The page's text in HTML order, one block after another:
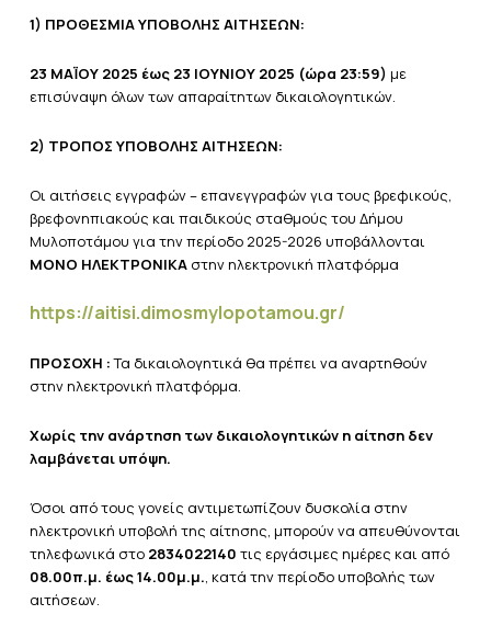
1) ΠΡΟΘΕΣΜΙΑ ΥΠΟΒΟΛΗΣ ΑΙΤΗΣΕΩΝ:
23 ΜΑΪΟΥ 2025 έως 23 ΙΟΥΝΙΟΥ 2025 (ώρα 23:59) με
επισύναψη όλων των απαραίτητων δικαιολογητικών.
2) ΤΡΟΠΟΣ ΥΠΟΒΟΛΗΣ ΑΙΤΗΣΕΩΝ:
Οι αιτήσεις εγγραφών – επανεγγραφών για τους βρεφικούς,
βρεφονηπιακούς και παιδικούς σταθμούς του Δήμου
Μυλοποτάμου για την περίοδο 2025-2026 υποβάλλονται
ΜΟΝΟ ΗΛΕΚΤΡΟΝΙΚΑστην ηλεκτρονική πλατφόρμα
https://aitisi.dimosmylopotamou.gr/
ΠΡΟΣΟΧΗ :Τα δικαιολογητικά θα πρέπει να αναρτηθούν
στην ηλεκτρονική πλατφόρμα.
Χωρίς την ανάρτηση των δικαιολογητικών η αίτηση δεν
λαμβάνεται υπόψη.
Όσοι από τους γονείς αντιμετωπίζουν δυσκολία στην
ηλεκτρονική υποβολή της αίτησης, μπορούν να απευθύνονται
τηλεφωνικά στο 2834022140 τις εργάσιμες ημέρες και από
08.00π.μ. έως 14.00μ.μ., κατά την περίοδο υποβολής των
αιτήσεων.